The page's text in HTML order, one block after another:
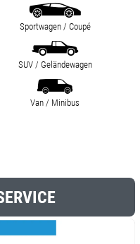
Sportwagen / Coupé
SUV / Geländewagen
Van / Minibus